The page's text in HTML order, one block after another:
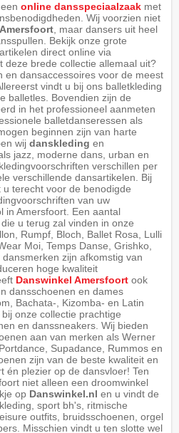
online dansspeciaalzaakmet
Wij voorzien niet
, maar dansers uit heel
Bekijk onze grote
direct online via
deze brede collectie allemaal uit?
en dansaccessoires voor de meest
vindt u bij ons balletkleding
balletles. Bovendien zijn de
in het professioneel aanmeten
balletdanseressen als
beginnen zijn van harte
wij danskleding en
jazz, moderne dans, urban en
verschillen per
verschillende dansartikelen. Bij
terecht voor de benodigde
van uw
in Amersfoort. Een aantal
u terug zal vinden in onze
Rumpf, Bloch, Ballet Rosa, Lulli
Moi, Temps Danse, Grishko,
zijn afkomstig van
hoge kwaliteit
Danswinkel Amersfoort ook
dansschoenen en dames
Bachata-, Kizomba- en Latin
onze collectie prachtige
en danssneakers. Wij bieden
aan van merken als Werner
Supadance, Rummos en
zijn van de beste kwaliteit en
én plezier op de dansvloer! Ten
niet alleen een droomwinkel
op Danswinkel.nl en u vindt de
sport bh's, ritmische
outfits, bruidsschoenen, orgel
Misschien vindt u ten slotte wel